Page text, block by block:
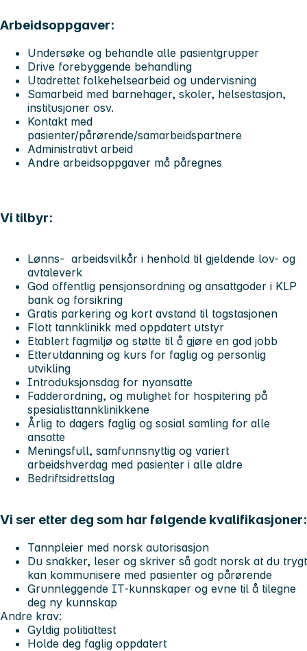
Arbeidsoppgaver:
Undersøke og behandle alle pasientgrupper
Drive forebyggende behandling
Utadrettet folkehelsearbeid og undervisning
Samarbeid med barnehager, skoler, helsestasjon,
institusjoner osv.
Kontakt med
pasienter/pårørende/samarbeidspartnere
Administrativt arbeid
Andre arbeidsoppgaver må påregnes
Vi tilbyr:
Lønns- arbeidsvilkår i henhold til gjeldende lov- og
avtaleverk
God offentlig pensjonsordning og ansattgoder i KLP
bank og forsikring
Gratis parkering og kort avstand til togstasjonen
Flott tannklinikk med oppdatert utstyr
Etablert fagmiljø og støtte til å gjøre en god jobb
Etterutdanning og kurs for faglig og personlig
utvikling
Introduksjonsdag for nyansatte
Fadderordning, og mulighet for hospitering på
spesialisttannklinikkene
Årlig to dagers faglig og sosial samling for alle
ansatte
Meningsfull, samfunnsnyttig og variert
arbeidshverdag med pasienter i alle aldre
Bedriftsidrettslag
Vi ser etter deg som har følgende kvalifikasjoner:
Tannpleier med norsk autorisasjon
Du snakker, leser og skriver så godt norsk at du trygt
kan kommunisere med pasienter og pårørende
Grunnleggende IT-kunnskaper og evne til å tilegne
deg ny kunnskap
Andre krav:
Gyldig politiattest
Holde deg faglig oppdatert